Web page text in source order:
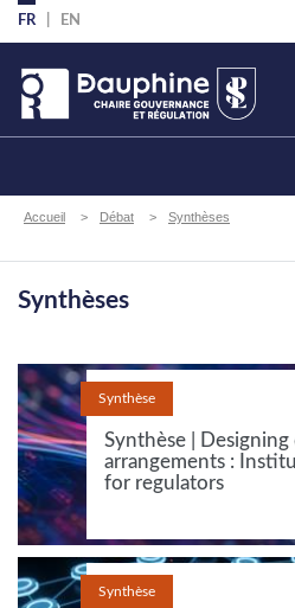
Aller
au
contenu
principal
FR EN
Fil
Accueil Débat Synthèses
Synthèses
Synthèse
Synthèse | Designing
arrangements :
for regulators
Synthèse